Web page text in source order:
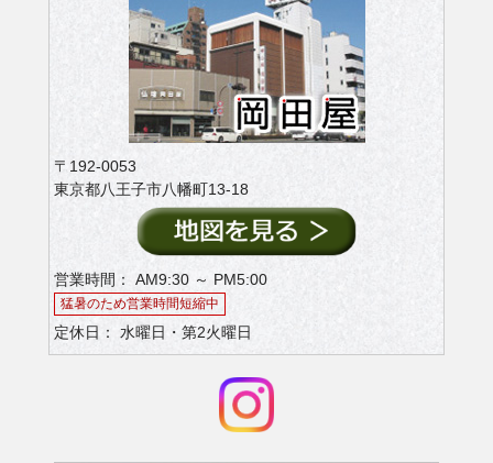
〒192-0053
東京都八王子市八幡町13-18
営業時間： AM9:30 ～ PM5:00
猛暑のため営業時間短縮中
定休日： 水曜日・第2火曜日